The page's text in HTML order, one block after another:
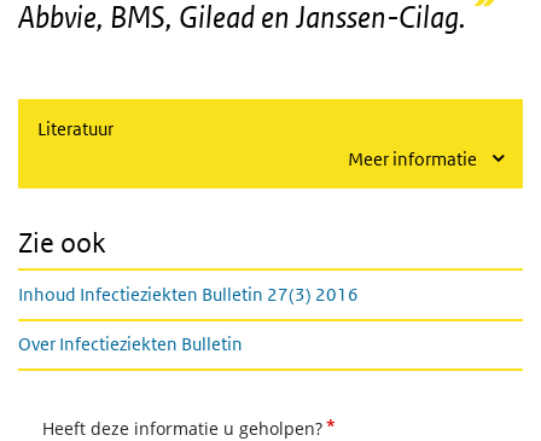
Abbvie, BMS, Gilead en Janssen-Cilag.
Literatuur
Meer informatie
Zie ook
Inhoud Infectieziekten Bulletin 27(3) 2016
Over Infectieziekten Bulletin
Heeft deze informatie u geholpen?*